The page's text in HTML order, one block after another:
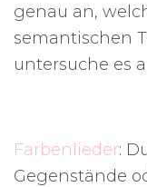
genau an,
semantischen
untersuche es
Farbenlieder:
Gegenstände